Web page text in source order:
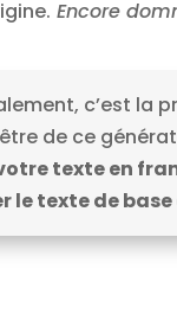
Encore
c’est la
de ce
texte en
le texte de